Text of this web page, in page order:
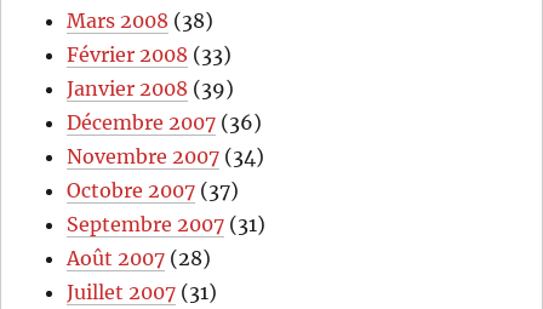
Mars 2008 (38)
Février 2008 (33)
Janvier 2008 (39)
Décembre 2007 (36)
Novembre 2007 (34)
Octobre 2007 (37)
Septembre 2007 (31)
Août 2007 (28)
Juillet 2007 (31)